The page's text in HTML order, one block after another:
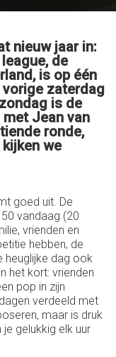
nieuw jaar in:
de
is op één
vorige zaterdag
is de
Jean van
ronde,
we
goed uit. De
vandaag (20
vrienden en
hebben, de
heuglijke dag ook
het kort: vrienden
pop in zijn
verdeeld met
maar is druk
gelukkig elk uur